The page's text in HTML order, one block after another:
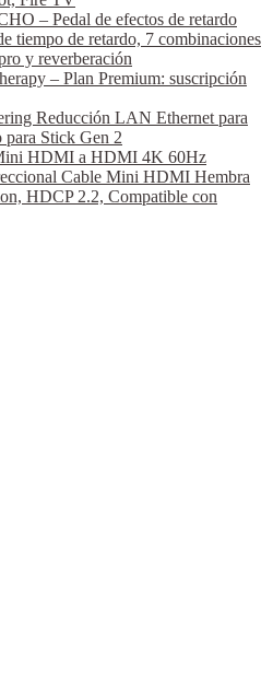
– Pedal de efectos de retardo
tiempo de retardo, 7 combinaciones
y reverberación
– Plan Premium: suscripción
Reducción LAN Ethernet para
Stick Gen 2
HDMI a HDMI 4K 60Hz
Cable Mini HDMI Hembra
HDCP 2.2, Compatible con